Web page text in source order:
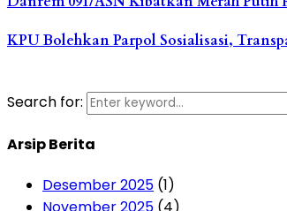
KPU Bolehkan Parpol Sosialisasi,
Search for:
Arsip Berita
Desember 2025 (1)